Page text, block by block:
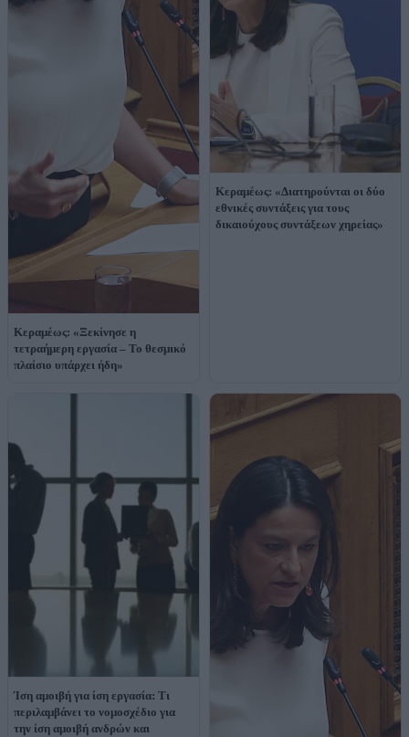
Κεραμέως: «Ξεκίνησε η
τετραήμερη εργασία – Το θεσμικό
πλαίσιο υπάρχει ήδη»
Κεραμέως: «Διατηρούνται οι δύο
εθνικές συντάξεις για τους
δικαιούχους συντάξεων χηρείας»
Ίση αμοιβή για ίση εργασία: Τι
περιλαμβάνει το νομοσχέδιο για
την ίση αμοιβή ανδρών και